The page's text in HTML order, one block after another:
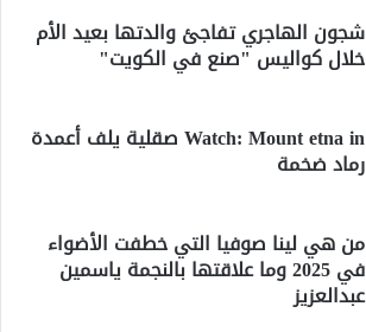
شجون الهاجري تفاجئ والدتها بعيد الأم
خلال كواليس "صنع في الكويت"
Watch: Mount etna in صقلية يلف أعمدة
رماد ضخمة
من هي لينا صوفيا التي خطفت الأضواء
في 2025 وما علاقتها بالنجمة ياسمين
عبدالعزيز